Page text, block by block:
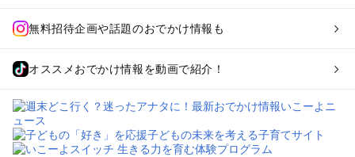
無料招待企画や話題のおでかけ情報も
オススメおでかけ情報を動画で紹介！